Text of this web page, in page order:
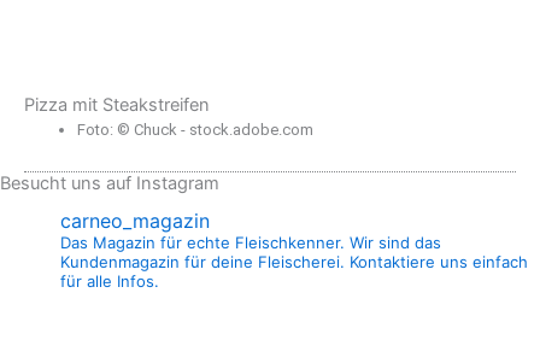
Pizza mit Steakstreifen
Foto: © Chuck - stock.adobe.com
Besucht uns auf Instagram
carneo_magazin
Das Magazin für echte Fleischkenner. Wir sind das
Kundenmagazin für deine Fleischerei. Kontaktiere uns einfach
für alle Infos.